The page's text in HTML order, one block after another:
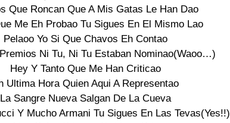
Que Roncan Que A Mis Gatas Le Han Dao
Me Eh Probao Tu Sigues En El Mismo Lao
Pelaoo Yo Si Que Chavos Eh Contao
Ni Tu, Ni Tu Estaban Nominao(Waoo…)
Hey Y Tanto Que Me Han Criticao
Ultima Hora Quien Aqui A Representao
La Sangre Nueva Salgan De La Cueva
Y Mucho Armani Tu Sigues En Las Tevas(Yes!!)